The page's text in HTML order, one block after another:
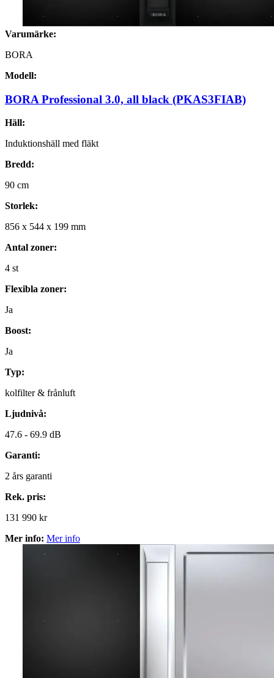
Varumärke:
BORA
Modell:
BORA Professional 3.0, all black (PKAS3FIAB)
Häll:
Induktionshäll med fläkt
Bredd:
90 cm
Storlek:
856 x 544 x 199 mm
Antal zoner:
4 st
Flexibla zoner:
Ja
Boost:
Ja
Typ:
kolfilter & frånluft
Ljudnivå:
47.6 - 69.9 dB
Garanti:
2 års garanti
Rek. pris:
131 990 kr
Mer info: Mer info